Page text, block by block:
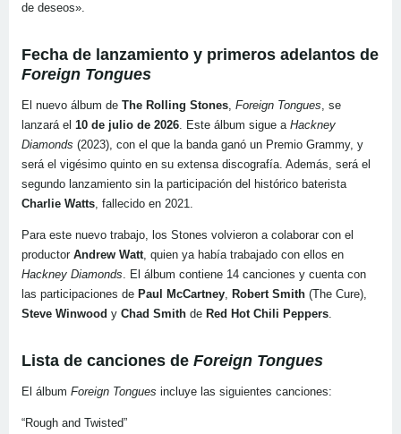
de deseos».
Fecha de lanzamiento y primeros adelantos de
Foreign Tongues
El nuevo álbum de The Rolling Stones, Foreign Tongues, se
lanzará el 10 de julio de 2026. Este álbum sigue a Hackney
Diamonds (2023), con el que la banda ganó un Premio Grammy, y
será el vigésimo quinto en su extensa discografía. Además, será el
segundo lanzamiento sin la participación del histórico baterista
Charlie Watts, fallecido en 2021.
Para este nuevo trabajo, los Stones volvieron a colaborar con el
productor Andrew Watt, quien ya había trabajado con ellos en
Hackney Diamonds. El álbum contiene 14 canciones y cuenta con
las participaciones de Paul McCartney, Robert Smith (The Cure),
Steve Winwood y Chad Smith de Red Hot Chili Peppers.
Lista de canciones de Foreign Tongues
El álbum Foreign Tongues incluye las siguientes canciones:
“Rough and Twisted”